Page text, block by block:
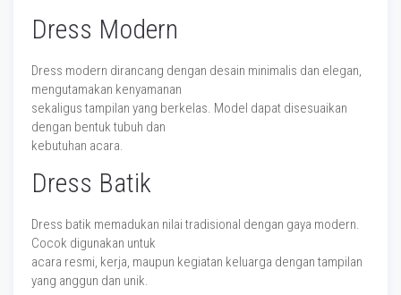
Dress Modern
Dress modern dirancang dengan desain minimalis dan elegan,
mengutamakan kenyamanan
sekaligus tampilan yang berkelas. Model dapat disesuaikan
dengan bentuk tubuh dan
kebutuhan acara.
Dress Batik
Dress batik memadukan nilai tradisional dengan gaya modern.
Cocok digunakan untuk
acara resmi, kerja, maupun kegiatan keluarga dengan tampilan
yang anggun dan unik.